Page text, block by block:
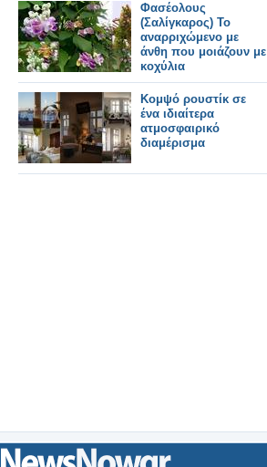
Φασέολους
(Σαλίγκαρος) Το
αναρριχώμενο με
άνθη που μοιάζουν με
κοχύλια
Κομψό ρουστίκ σε
ένα ιδιαίτερα
ατμοσφαιρικό
διαμέρισμα